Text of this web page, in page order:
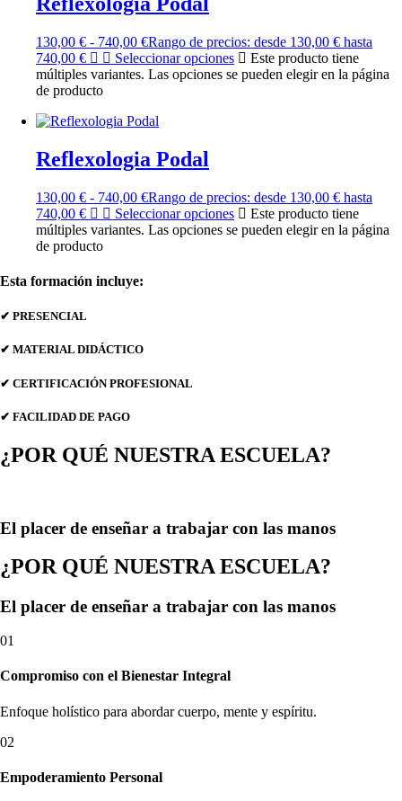
130,00 € - 740,00 €Rango de precios: desde 130,00 € hasta
740,00 €
Seleccionar opciones
Este producto tiene
múltiples variantes. Las opciones se pueden elegir en la página
de producto
Reflexologia Podal
130,00 € - 740,00 €Rango de precios: desde 130,00 € hasta
740,00 €
Seleccionar opciones
Este producto tiene
múltiples variantes. Las opciones se pueden elegir en la página
de producto
Esta formación incluye:
✔ PRESENCIAL
✔ MATERIAL DIDÁCTICO
✔ CERTIFICACIÓN PROFESIONAL
✔ FACILIDAD DE PAGO
¿POR QUÉ NUESTRA ESCUELA?
El placer de enseñar a trabajar con las manos
¿POR QUÉ NUESTRA ESCUELA?
El placer de enseñar a trabajar con las manos
01
Compromiso con el Bienestar Integral
Enfoque holístico para abordar cuerpo, mente y espíritu.
02
Empoderamiento Personal